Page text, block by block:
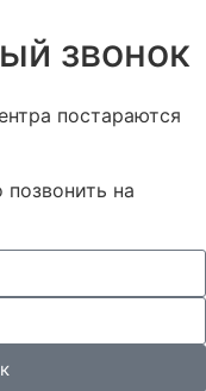
звонок
постараются
на